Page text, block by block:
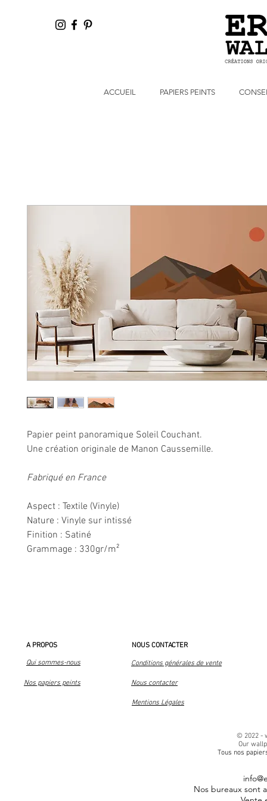
ACCUEIL PAPIERS PEINTS
Papier peint panoramique Soleil Couchant.
Une création originale de Manon Caussemille.
Fabriqué en France
Aspect : Textile (Vinyle)
Nature : Vinyle sur intissé
Finition : Satiné
Grammage : 330gr/m²
A PROPOS
Qui sommes-nous
Nos papiers peints
NOUS CONTACTER
Conditions générales de vente
Nous contacter
Mentions Légales
© 2022 -
Our
Tous nos
Nos bureaux sont